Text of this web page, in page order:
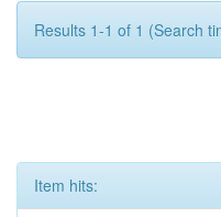
Results 1-1 of 1 (Search
Item hits: